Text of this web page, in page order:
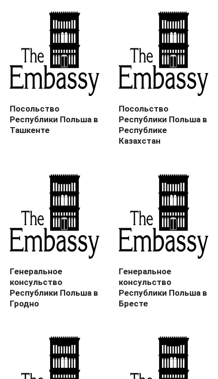
Посольство
Республики Польша в
Ташкенте
Посольство
Республики Польша в
Республике
Казахстан
Генеральное
консульство
Республики Польша в
Гродно
Генеральное
консульство
Республики Польша в
Бресте